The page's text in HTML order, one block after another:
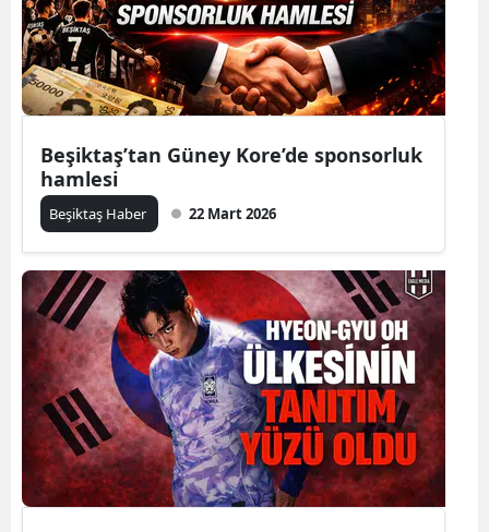
Beşiktaş’tan Güney Kore’de sponsorluk
hamlesi
Beşiktaş Haber 22 Mart 2026